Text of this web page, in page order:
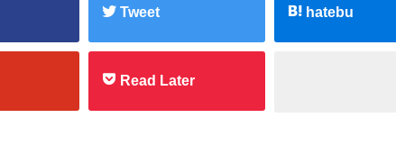
Tweet hatebu
Read Later